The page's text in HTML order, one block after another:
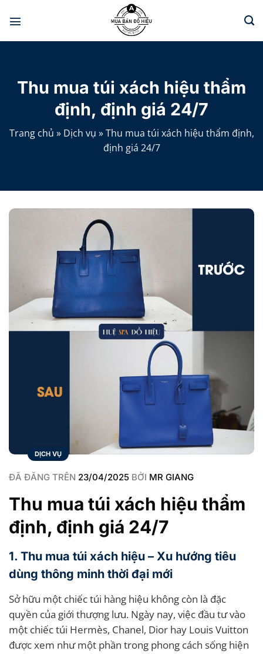
đến
Thu mua túi xách hiệu thẩm
định, định giá 24/7
Trang chủ » Dịch vụ »Thu mua túi xách hiệu thẩm định,
định giá 24/7
DỊCH VỤ
ĐÃ ĐĂNG TRÊN 23/04/2025 BỞI MR GIANG
Thu mua túi xách hiệu thẩm
định, định giá 24/7
1. Thu mua túi xách hiệu – Xu hướng tiêu
dùng thông minh thời đại mới
Sở hữu một chiếc túi hàng hiệu không còn là đặc
quyền của giới thượng lưu. Ngày nay, việc đầu tư vào
một chiếc túi Hermès, Chanel, Dior hay Louis Vuitton
được xem như một phần trong phong cách sống hiện